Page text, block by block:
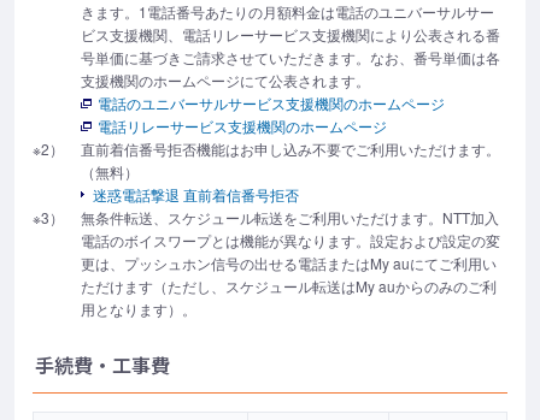
きます。1電話番号あたりの月額料金は電話のユニバーサルサー
ビス支援機関、電話リレーサービス支援機関により公表される番
号単価に基づきご請求させていただきます。なお、番号単価は各
支援機関のホームページにて公表されます。
電話のユニバーサルサービス支援機関のホームページ
電話リレーサービス支援機関のホームページ
※2）
直前着信番号拒否機能はお申し込み不要でご利用いただけます。
（無料）
迷惑電話撃退 直前着信番号拒否
※3）
無条件転送、スケジュール転送をご利用いただけます。NTT加入
電話のボイスワープとは機能が異なります。設定および設定の変
更は、プッシュホン信号の出せる電話またはMy auにてご利用い
ただけます（ただし、スケジュール転送はMy auからのみのご利
用となります）。
手続費・工事費